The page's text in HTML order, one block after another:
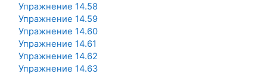
Упражнение 14.58
Упражнение 14.59
Упражнение 14.60
Упражнение 14.61
Упражнение 14.62
Упражнение 14.63